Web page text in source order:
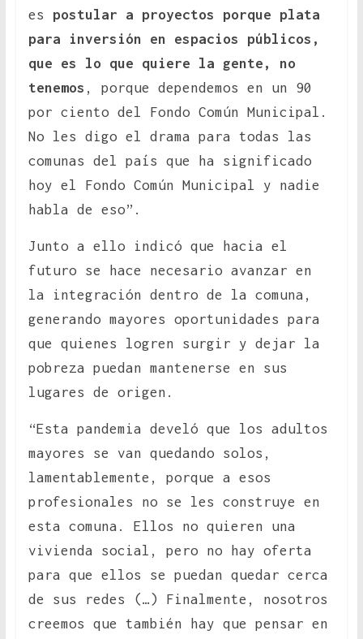
es postular a proyectos porque plata
para inversión en espacios públicos,
que es lo que quiere la gente, no
tenemos , porque dependemos en un 90
por ciento del Fondo Común Municipal.
No les digo el drama para todas las
comunas del país que ha significado
hoy el Fondo Común Municipal y nadie
habla de eso”.
Junto a ello indicó que hacia el
futuro se hace necesario avanzar en
la integración dentro de la comuna,
generando mayores oportunidades para
que quienes logren surgir y dejar la
pobreza puedan mantenerse en sus
lugares de origen.
“Esta pandemia develó que los adultos
mayores se van quedando solos,
lamentablemente, porque a esos
profesionales no se les construye en
esta comuna. Ellos no quieren una
vivienda social, pero no hay oferta
para que ellos se puedan quedar cerca
de sus redes (…) Finalmente, nosotros
creemos que también hay que pensar en